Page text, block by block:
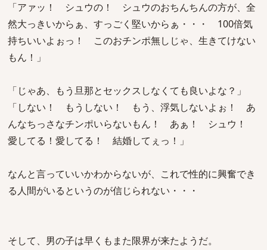
「アァッ！ シュウの！ シュウのおちんちんの方が、全
然大っきいからぁ、すっごく堅いからぁ・・・ 100倍気
持ちいいよぉっ！ このおチンポ無しじゃ、生きてけない
もん！」
「じゃあ、もう旦那とセックスしなくても良いよな？」
「しない！ もうしない！ もう、浮気しないよぉ！ あ
んなちっさなチンポいらないもん！ あぁ！ シュウ！
愛してる！愛してる！ 結婚してぇっ！」
なんと言っていいかわからないが、これで性的に興奮でき
る人間がいるというのが信じられない・・・
そして、男の子は早くもまた限界が来たようだ。